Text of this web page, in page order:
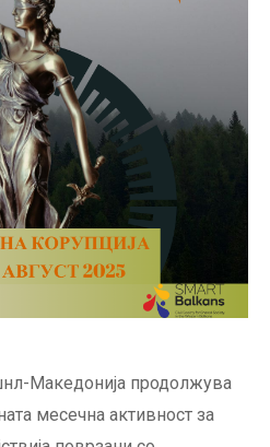
Македонија продолжува
месечна активност за